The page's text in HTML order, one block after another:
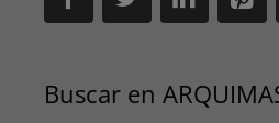
Buscar en